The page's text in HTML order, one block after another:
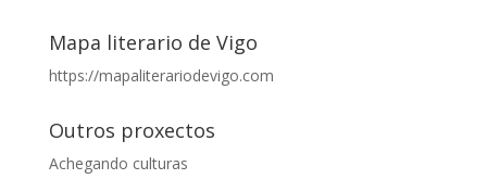
Mapa literario de Vigo
https://mapaliterariodevigo.com
Outros proxectos
Achegando culturas